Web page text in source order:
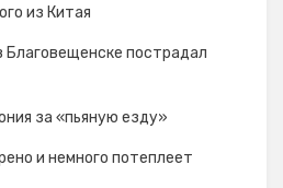
из Китая
Благовещенске пострадал
за «пьяную езду»
и немного потеплеет